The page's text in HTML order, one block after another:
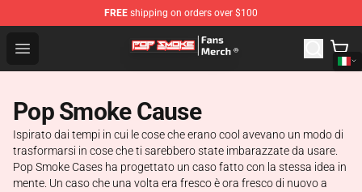
FREE shipping on orders over $100
Open menu
Pop Smoke Store - Official Pop Smoke Merchandise
Pop Smoke Cause
Ispirato dai tempi in cui le cose che erano cool avevano un modo di
trasformarsi in cose che ti sarebbero state imbarazzate da usare.
Pop Smoke Cases ha progettato un caso fatto con la stessa idea in
mente. Un caso che una volta era fresco è ora fresco di nuovo a